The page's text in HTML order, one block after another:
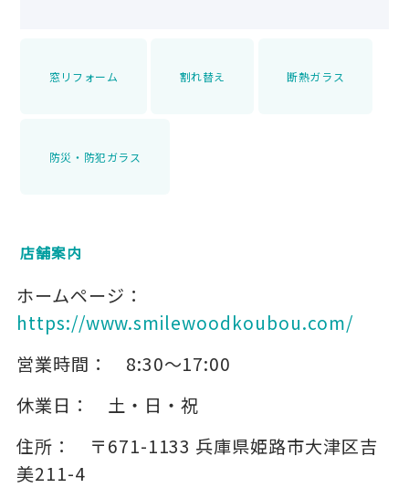
窓リフォーム 割れ替え 断熱ガラス
防災・防犯ガラス
店舗案内
ホームページ：
https://www.smilewoodkoubou.com/
営業時間：
8:30～17:00
休業日：
土・日・祝
住所：
〒671-1133 兵庫県姫路市大津区吉
美211-4